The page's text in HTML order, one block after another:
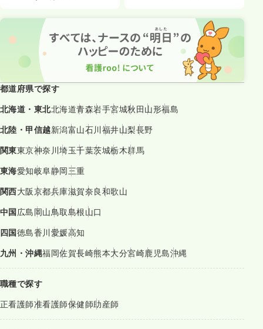
都道府県で探す
北海道・東北北海道青森岩手宮城秋田山形福島
北陸・甲信越新潟富山石川福井山梨長野
関東東京神奈川埼玉千葉茨城栃木群馬
東海愛知岐阜静岡三重
関西大阪京都兵庫滋賀奈良和歌山
中国広島岡山鳥取島根山口
四国徳島香川愛媛高知
九州・沖縄福岡佐賀長崎熊本大分宮崎鹿児島沖縄
職種で探す
正看護師准看護師保健師助産師